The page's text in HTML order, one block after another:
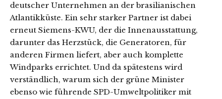
deutscher Unternehmen an der brasilianischen
Atlantikküste. Ein sehr starker Partner ist dabei
erneut Siemens-KWU, der die Innenausstattung,
darunter das Herzstück, die Generatoren, für
anderen Firmen liefert, aber auch komplette
Windparks errichtet. Und da spätestens wird
verständlich, warum sich der grüne Minister
ebenso wie führende SPD-Umweltpolitiker mit